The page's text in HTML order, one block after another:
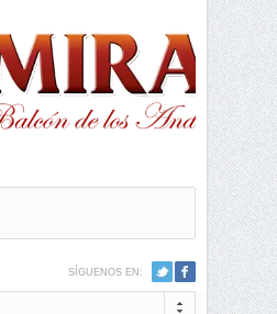
SÍGUENOS EN: